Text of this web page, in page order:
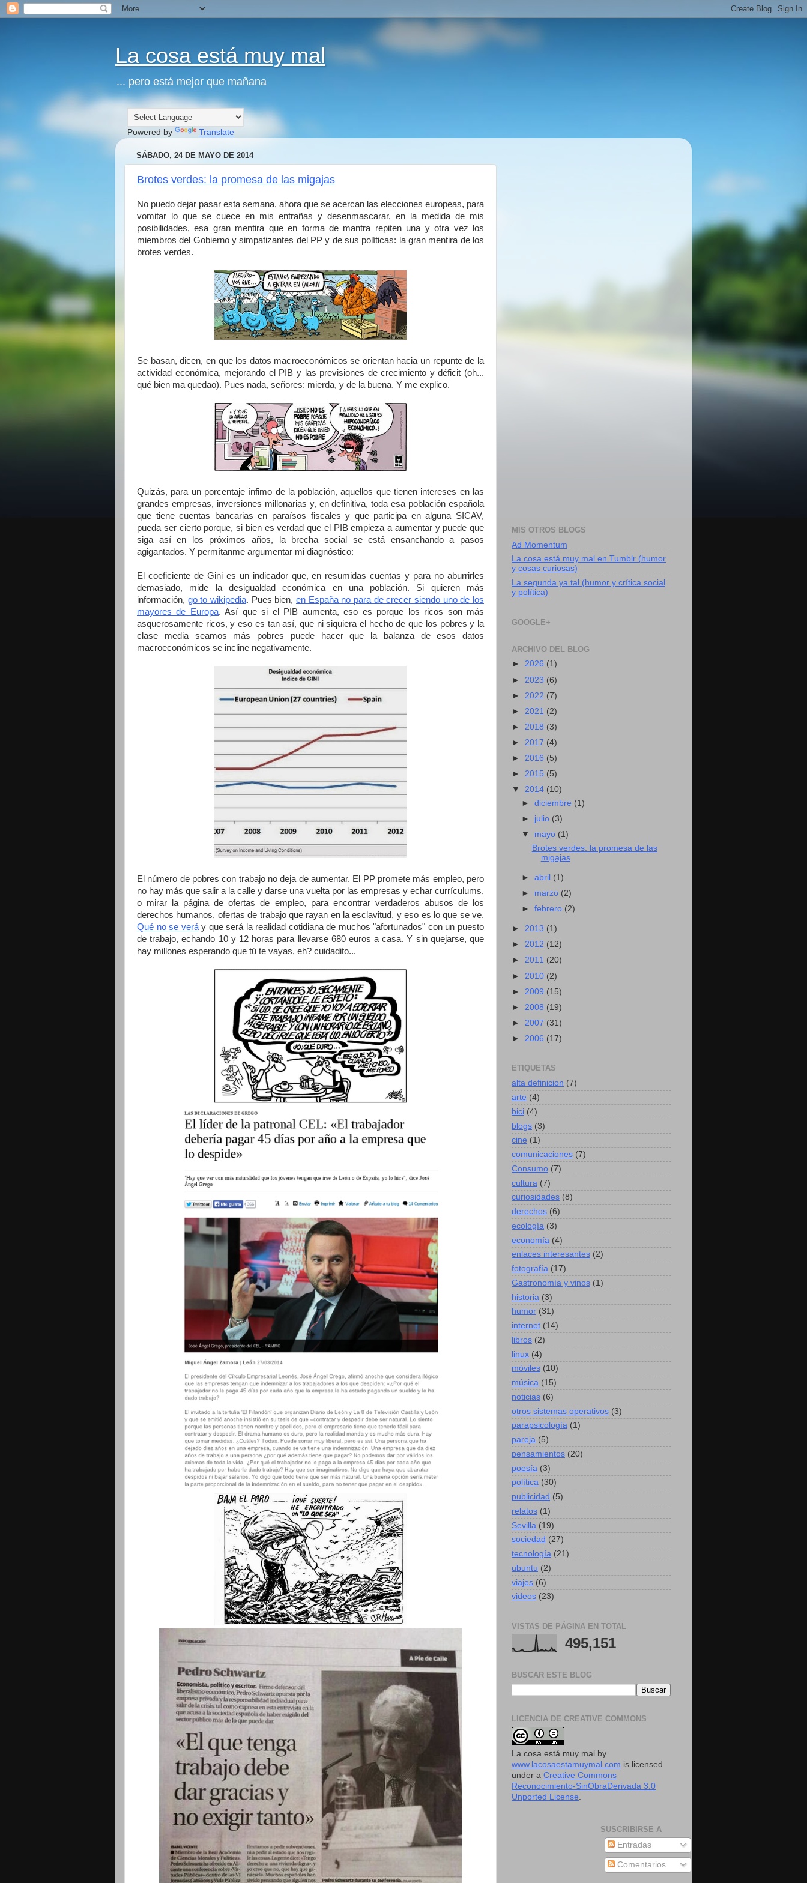
La cosa está muy mal
... pero está mejor que mañana
Powered by Translate
SÁBADO, 24 DE MAYO DE 2014
Brotes verdes: la promesa de las migajas
No puedo dejar pasar esta semana, ahora que se acercan las elecciones europeas, para
vomitar lo que se cuece en mis entrañas y desenmascarar, en la medida de mis
posibilidades, esa gran mentira que en forma de mantra repiten una y otra vez los
miembros del Gobierno y simpatizantes del PP y de sus políticas: la gran mentira de los
brotes verdes.
Se basan, dicen, en que los datos macroeconómicos se orientan hacia un repunte de la
actividad económica, mejorando el PIB y las previsiones de crecimiento y déficit (oh...
qué bien ma quedao). Pues nada, señores: mierda, y de la buena. Y me explico.
Quizás, para un porcentaje ínfimo de la población, aquellos que tienen intereses en las
grandes empresas, inversiones millonarias y, en definitiva, toda esa población española
que tiene cuentas bancarias en paraísos fiscales y que participa en alguna SICAV,
pueda ser cierto porque, si bien es verdad que el PIB empieza a aumentar y puede que
siga así en los próximos años, la brecha social se está ensanchando a pasos
agigantados. Y permítanme argumentar mi diagnóstico:
El coeficiente de Gini es un indicador que, en resumidas cuentas y para no aburrirles
demasiado, mide la desigualdad económica en una población. Si quieren más
información, go to wikipedia. Pues bien,en España no para de crecer siendo uno de los
mayores de Europa. Así que si el PIB aumenta, eso es porque los ricos son más
asquerosamente ricos, y eso es tan así, que ni siquiera el hecho de que los pobres y la
clase media seamos más pobres puede hacer que la balanza de esos datos
macroeconómicos se incline negativamente.
El número de pobres con trabajo no deja de aumentar. El PP promete más empleo, pero
no hay más que salir a la calle y darse una vuelta por las empresas y echar currículums,
o mirar la página de ofertas de empleo, para encontrar verdaderos abusos de los
derechos humanos, ofertas de trabajo que rayan en la esclavitud, y eso es lo que se ve.
Qué no se veráy que será la realidad cotidiana de muchos "afortunados" con un puesto
de trabajo, echando 10 y 12 horas para llevarse 680 euros a casa. Y sin quejarse, que
hay millones esperando que tú te vayas, eh? cuidadito...
MIS OTROS BLOGS
Ad Momentum
La cosa está muy mal en Tumblr (humor
y cosas curiosas)
La segunda ya tal (humor y crítica social
y política)
GOOGLE+
ARCHIVO DEL BLOG
► 2026 (1)
► 2023 (6)
► 2022 (7)
► 2021 (2)
► 2018 (3)
► 2017 (4)
► 2016 (5)
► 2015 (5)
▼ 2014 (10)
►diciembre (1)
► julio (3)
▼ mayo (1)
Brotes verdes: la promesa de las
migajas
►abril (1)
► marzo (2)
►febrero (2)
► 2013 (1)
► 2012 (12)
► 2011 (20)
► 2010 (2)
► 2009 (15)
► 2008 (19)
► 2007 (31)
► 2006 (17)
ETIQUETAS
alta definicion (7)
arte (4)
bici (4)
blogs (3)
cine (1)
comunicaciones (7)
Consumo (7)
cultura (7)
curiosidades (8)
derechos (6)
ecología (3)
economía (4)
enlaces interesantes (2)
fotografía (17)
Gastronomía y vinos (1)
historia (3)
humor (31)
internet (14)
libros (2)
linux (4)
móviles (10)
música (15)
noticias (6)
otros sistemas operativos (3)
parapsicología (1)
pareja (5)
pensamientos (20)
poesía (3)
política (30)
publicidad (5)
relatos (1)
Sevilla (19)
sociedad (27)
tecnología (21)
ubuntu (2)
viajes (6)
videos (23)
VISTAS DE PÁGINA EN TOTAL
495,151
BUSCAR ESTE BLOG
LICENCIA DE CREATIVE COMMONS
La cosa está muy mal by
www.lacosaestamuymal.com is licensed
under a Creative Commons
Reconocimiento-SinObraDerivada 3.0
Unported License.
SUSCRIBIRSE A
Entradas
Comentarios